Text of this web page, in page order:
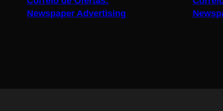
Newspaper Advertising